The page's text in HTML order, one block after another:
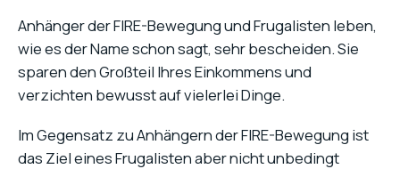
Anhänger der FIRE-Bewegung und Frugalisten leben,
wie es der Name schon sagt, sehr bescheiden. Sie
sparen den Großteil Ihres Einkommens und
verzichten bewusst auf vielerlei Dinge.
Im Gegensatz zu Anhängern der FIRE-Bewegung ist
das Ziel eines Frugalisten aber nicht unbedingt